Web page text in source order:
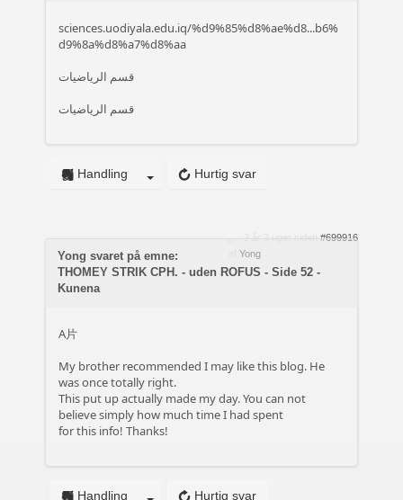
sciences.uodiyala.edu.iq/%d9%85%d8%ae%d8...b6%
d9%8a%d8%a7%d8%aa
قسم الرياضيات
قسم الرياضيات
Hurtig svar
Handling
#699916
Yong
Yong svaret på emne:
THOMEY STRIK CPH. - uden ROFUS - Side 52 -
Kunena
A片
My brother recommended I may like this blog. He
was once totally right.
This put up actually made my day. You can not
believe simply how much time I had spent
for this info! Thanks!
Hurtig svar
Handling